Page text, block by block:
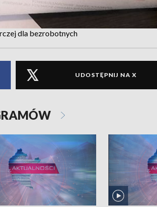
dla bezrobotnych
UDOSTĘPNIJ NA X